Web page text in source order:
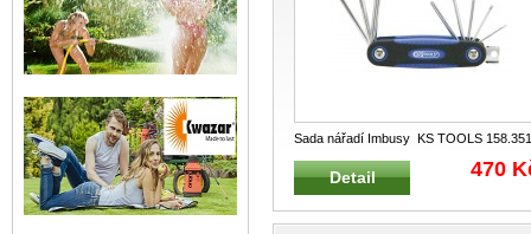
Sada nářadí Imbusy KS TOOLS
Sada obsahuje : 8 ks s
Detail 470